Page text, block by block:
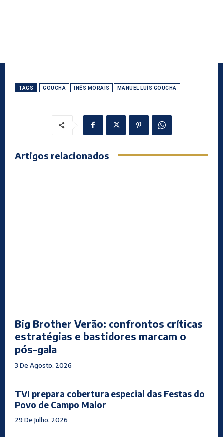
TAGS GOUCHA INÊS MORAIS MANUEL LUÍS GOUCHA
Artigos relacionados
Big Brother Verão: confrontos críticas
estratégias e bastidores marcam o
pós-gala
3 De Agosto, 2026
TVI prepara cobertura especial das Festas do
Povo de Campo Maior
29 De Julho, 2026